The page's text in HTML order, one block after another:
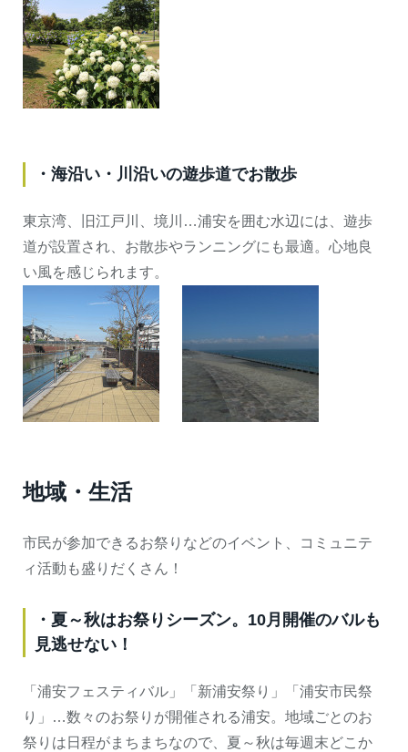
・海沿い・川沿いの遊歩道でお散歩
東京湾、旧江戸川、境川…浦安を囲む水辺には、遊歩
道が設置され、お散歩やランニングにも最適。心地良
い風を感じられます。
地域・生活
市民が参加できるお祭りなどのイベント、コミュニテ
ィ活動も盛りだくさん！
・夏～秋はお祭りシーズン。10月開催のバルも
見逃せない！
「浦安フェスティバル」「新浦安祭り」「浦安市民祭
り」…数々のお祭りが開催される浦安。地域ごとのお
祭りは日程がまちまちなので、夏～秋は毎週末どこか